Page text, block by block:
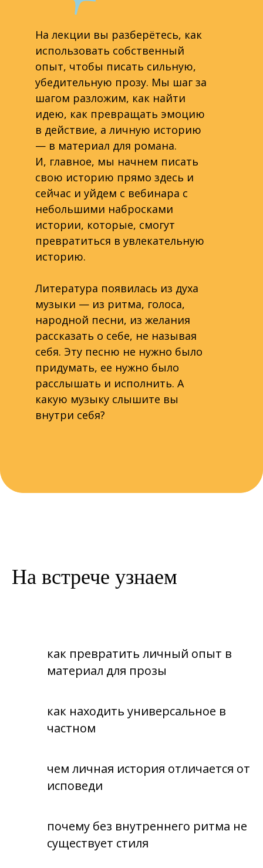
На лекции вы разберётесь, как
использовать собственный
опыт, чтобы писать сильную,
убедительную прозу. Мы шаг за
шагом разложим, как найти
идею, как превращать эмоцию
в действие, а личную историю
— в материал для романа.
И, главное, мы начнем писать
свою историю прямо здесь и
сейчас и уйдем с вебинара с
небольшими набросками
истории, которые, смогут
превратиться в увлекательную
историю.
Литература появилась из духа
музыки — из ритма, голоса,
народной песни, из желания
рассказать о себе, не называя
себя. Эту песню не нужно было
придумать, ее нужно было
расслышать и исполнить. А
какую музыку слышите вы
внутри себя?
На встрече узнаем
как превратить личный опыт в
материал для прозы
как находить универсальное в
частном
чем личная история отличается от
исповеди
почему без внутреннего ритма не
существует стиля